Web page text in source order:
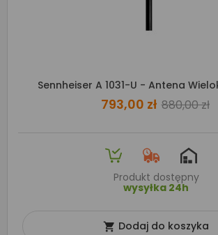
Sennheiser A 1031-U - Antena
793,00 zł 880,00 zł
Produkt dostępny
wysyłka 24h
 Dodaj do koszyka